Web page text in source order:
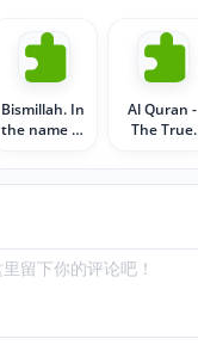
Bismillah. In
the name of
Al Quran -
The True